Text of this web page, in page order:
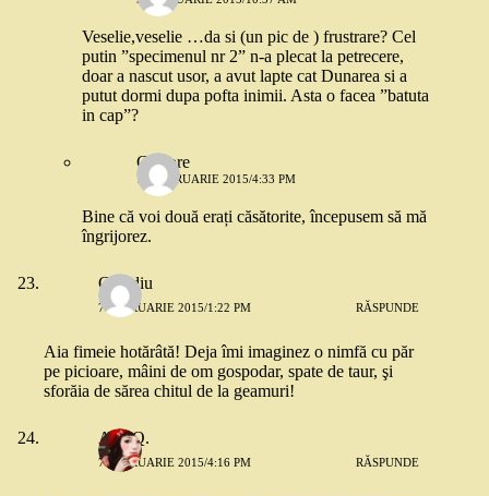
Veselie,veselie …da si (un pic de ) frustrare? Cel
putin ”specimenul nr 2” n-a plecat la petrecere,
doar a nascut usor, a avut lapte cat Dunarea si a
putut dormi dupa pofta inimii. Asta o facea ”batuta
in cap”?
Grigore
17 FEBRUARIE 2015/4:33 PM
Bine că voi două erați căsătorite, începusem să mă
îngrijorez.
Claudiu
7 FEBRUARIE 2015/1:22 PM RĂSPUNDE
Aia fimeie hotărâtă! Deja îmi imaginez o nimfă cu păr
pe picioare, mâini de om gospodar, spate de taur, şi
sforăia de sărea chitul de la geamuri!
Ana Q.
7 FEBRUARIE 2015/4:16 PM RĂSPUNDE